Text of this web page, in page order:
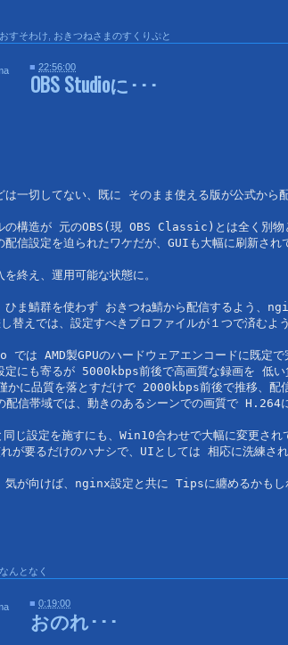
すそわけ
おきつねさまのすくりぷと
OBS Studioに･･･
は一切してない、既に そのまま使える版が公式から
の構造が 元のOBS(現 OBS Classic)とは全く別物
配信設定を迫られたワケだが、GUIも大幅に刷新さ
終え、運用可能な状態に。
ひま鯖群を使わず おきつね鯖から配信するよう
替えでは、設定すべきプロファイルが１つで済むよ
は AMD製GPUのハードウェアエンコードに既定で
定にも寄るが 5000kbps前後で高画質な録画を 低い
に品質を落とすだけで 2000kbps前後で推移、配
配信帯域では、動きのあるシーンでの画質で H.264
同じ設定を施すにも、Win10合わせで大幅に変更さ
が要るだけのハナシで、UIとしては 相応に洗練さ
■22:56:00
んとなく
おのれ･･･
■0:19:00